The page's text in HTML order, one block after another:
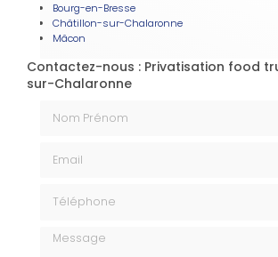
Bourg-en-Bresse
Châtillon-sur-Chalaronne
Mâcon
Contactez-nous : Privatisation food
sur-Chalaronne
Message